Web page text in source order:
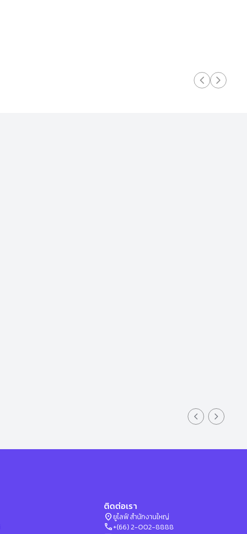
Previous slide
Next
ติดต่อเรา
location_onยูไลฟ์ สำนักงานใหญ่
phone+(66) 2-002-8888